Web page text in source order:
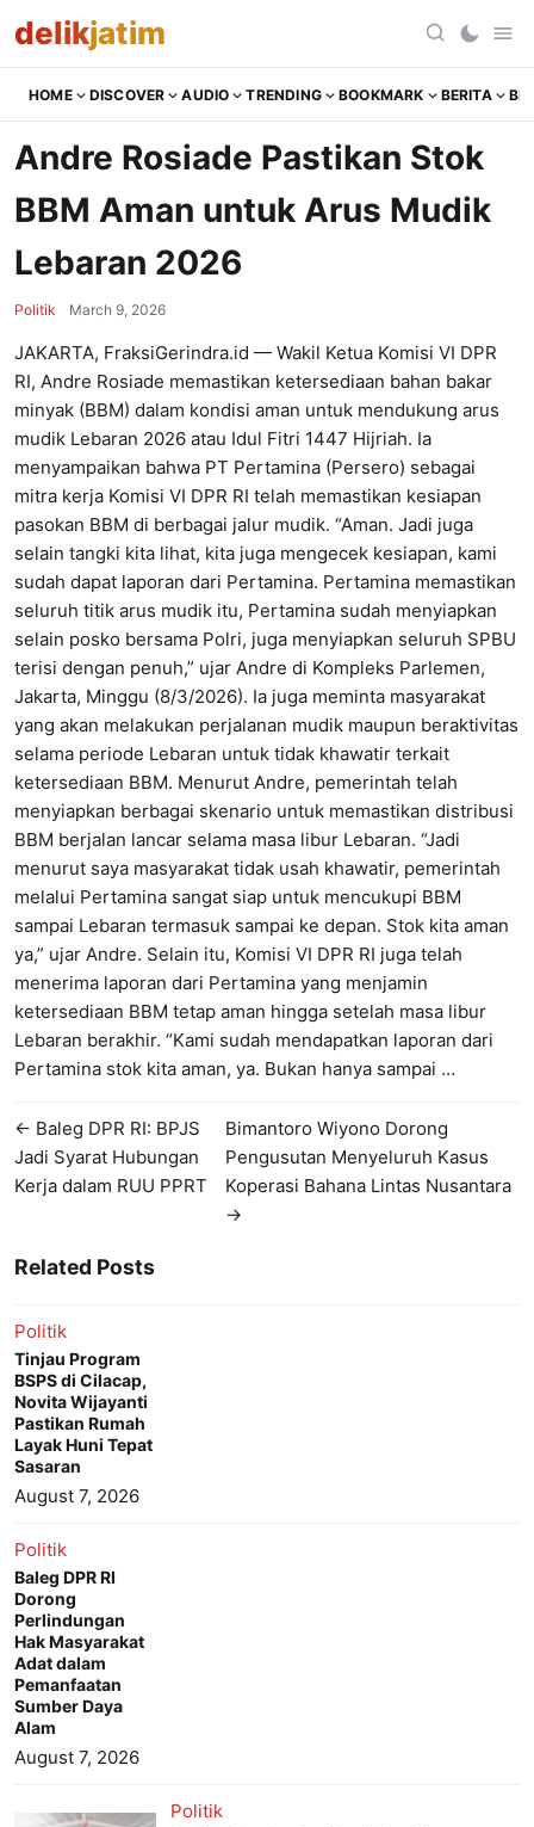
delikjatim
HOME DISCOVER AUDIO TRENDING BOOKMARK BERITA
Andre Rosiade Pastikan Stok
BBM Aman untuk Arus Mudik
Lebaran 2026
Politik March 9, 2026
JAKARTA, FraksiGerindra.id — Wakil Ketua Komisi VI DPR
RI, Andre Rosiade memastikan ketersediaan bahan bakar
minyak (BBM) dalam kondisi aman untuk mendukung arus
mudik Lebaran 2026 atau Idul Fitri 1447 Hijriah. Ia
menyampaikan bahwa PT Pertamina (Persero) sebagai
mitra kerja Komisi VI DPR RI telah memastikan kesiapan
pasokan BBM di berbagai jalur mudik. “Aman. Jadi juga
selain tangki kita lihat, kita juga mengecek kesiapan, kami
sudah dapat laporan dari Pertamina. Pertamina memastikan
seluruh titik arus mudik itu, Pertamina sudah menyiapkan
selain posko bersama Polri, juga menyiapkan seluruh SPBU
terisi dengan penuh,” ujar Andre di Kompleks Parlemen,
Jakarta, Minggu (8/3/2026). Ia juga meminta masyarakat
yang akan melakukan perjalanan mudik maupun beraktivitas
selama periode Lebaran untuk tidak khawatir terkait
ketersediaan BBM. Menurut Andre, pemerintah telah
menyiapkan berbagai skenario untuk memastikan distribusi
BBM berjalan lancar selama masa libur Lebaran. “Jadi
menurut saya masyarakat tidak usah khawatir, pemerintah
melalui Pertamina sangat siap untuk mencukupi BBM
sampai Lebaran termasuk sampai ke depan. Stok kita aman
ya,” ujar Andre. Selain itu, Komisi VI DPR RI juga telah
menerima laporan dari Pertamina yang menjamin
ketersediaan BBM tetap aman hingga setelah masa libur
Lebaran berakhir. “Kami sudah mendapatkan laporan dari
Pertamina stok kita aman, ya. Bukan hanya sampai …
← Baleg DPR RI: BPJS
Jadi Syarat Hubungan
Kerja dalam RUU PPRT
Bimantoro Wiyono Dorong
Pengusutan Menyeluruh Kasus
Koperasi Bahana Lintas Nusantara
→
Related Posts
Politik
Tinjau Program
BSPS di Cilacap,
Novita Wijayanti
Pastikan Rumah
Layak Huni Tepat
Sasaran
August 7, 2026
Politik
Baleg DPR RI
Dorong
Perlindungan
Hak Masyarakat
Adat dalam
Pemanfaatan
Sumber Daya
Alam
August 7, 2026
Politik